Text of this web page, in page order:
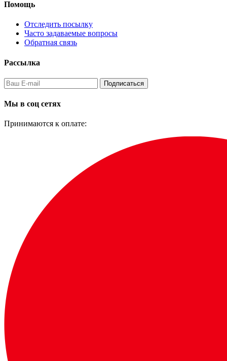
Помощь
Отследить посылку
Часто задаваемые вопросы
Обратная связь
Рассылка
Подписаться
Мы в соц сетях
Принимаются к оплате: